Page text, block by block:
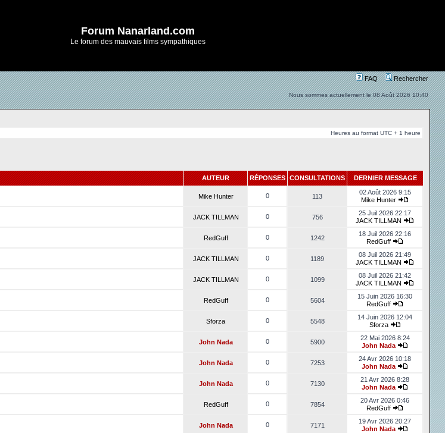
Forum Nanarland.com
Le forum des mauvais films sympathiques
FAQ Rechercher
Nous sommes actuellement le 08 Août 2026 10:40
Heures au format UTC + 1 heure
AUTEUR RÉPONSESCONSULTATIONS DERNIER MESSAGE
Mike Hunter 0 113
02 Août 2026 9:15
Mike Hunter
JACK TILLMAN 0 756
25 Juil 2026 22:17
JACK TILLMAN
RedGuff 0 1242
18 Juil 2026 22:16
RedGuff
JACK TILLMAN 0 1189
08 Juil 2026 21:49
JACK TILLMAN
JACK TILLMAN 0 1099
08 Juil 2026 21:42
JACK TILLMAN
RedGuff 0 5604
15 Juin 2026 16:30
RedGuff
Sforza 0 5548
14 Juin 2026 12:04
Sforza
John Nada 0 5900
22 Mai 2026 8:24
John Nada
John Nada 0 7253
24 Avr 2026 10:18
John Nada
John Nada 0 7130
21 Avr 2026 8:28
John Nada
RedGuff 0 7854
20 Avr 2026 0:46
RedGuff
John Nada 0 7171
19 Avr 2026 20:27
John Nada